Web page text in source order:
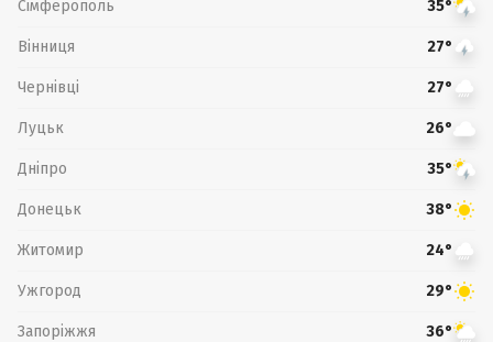
Сімферополь 35°
Вінниця 27°
Чернівці 27°
Луцьк 26°
Дніпро 35°
Донецьк 38°
Житомир 24°
Ужгород 29°
Запоріжжя 36°